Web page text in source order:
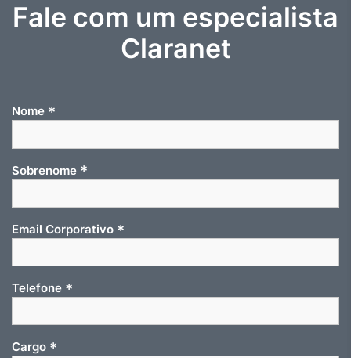
Fale com um especialista
Claranet
Nome *
Sobrenome *
Email Corporativo *
Telefone *
Cargo *